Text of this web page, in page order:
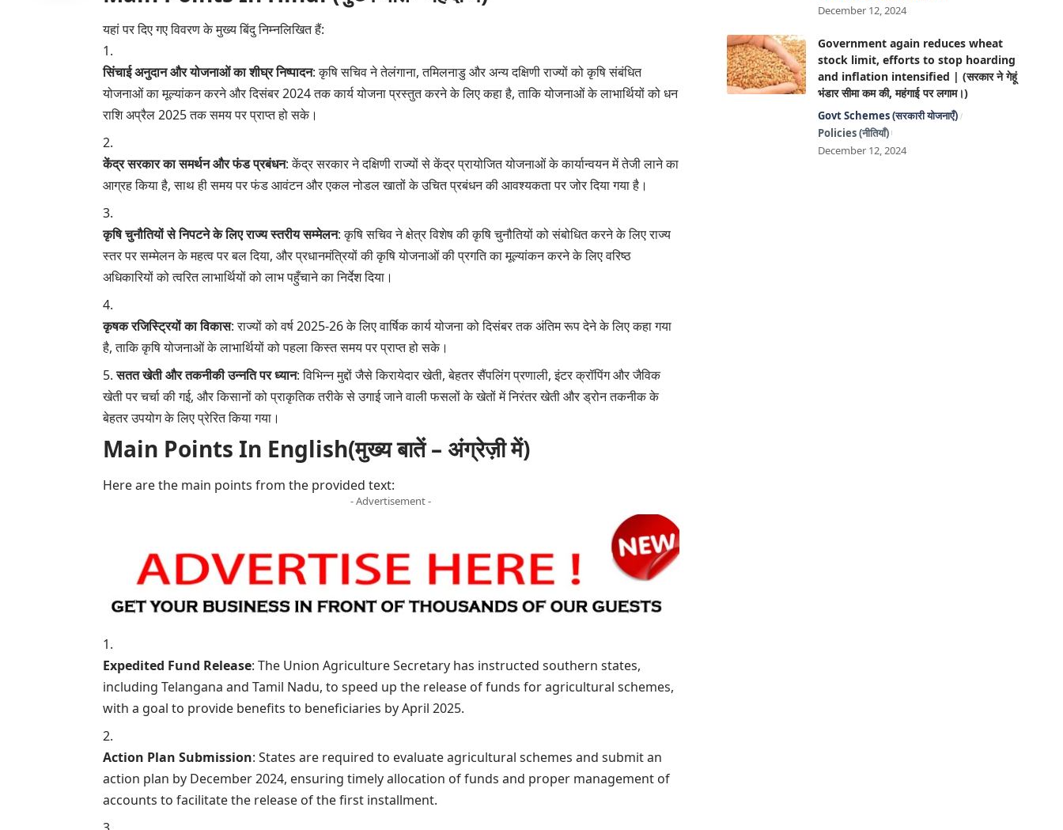
यहां पर दिए गए विवरण के मुख्य बिंदु निम्नलिखित हैं:
सिंचाई अनुदान और योजनाओं का शीघ्र निष्पादन: कृषि सचिव ने तेलंगाना, तमिलनाडु और अन्य दक्षिणी राज्यों को कृषि संबंधित
योजनाओं का मूल्यांकन करने और दिसंबर 2024 तक कार्य योजना प्रस्तुत करने के लिए कहा है, ताकि योजनाओं के लाभार्थियों को धन
राशि अप्रैल 2025 तक समय पर प्राप्त हो सके।
केंद्र सरकार का समर्थन और फंड प्रबंधन: केंद्र सरकार ने दक्षिणी राज्यों से केंद्र प्रायोजित योजनाओं के कार्यान्वयन में तेजी लाने का
आग्रह किया है, साथ ही समय पर फंड आवंटन और एकल नोडल खातों के उचित प्रबंधन की आवश्यकता पर जोर दिया गया है।
कृषि चुनौतियों से निपटने के लिए राज्य स्तरीय सम्मेलन: कृषि सचिव ने क्षेत्र विशेष की कृषि चुनौतियों को संबोधित करने के लिए राज्य
स्तर पर सम्मेलन के महत्व पर बल दिया, और प्रधानमंत्रियों की कृषि योजनाओं की प्रगति का मूल्यांकन करने के लिए वरिष्ठ
अधिकारियों को त्वरित लाभार्थियों को लाभ पहुँचाने का निर्देश दिया।
कृषक रजिस्ट्रियों का विकास: राज्यों को वर्ष 2025-26 के लिए वार्षिक कार्य योजना को दिसंबर तक अंतिम रूप देने के लिए कहा गया
है, ताकि कृषि योजनाओं के लाभार्थियों को पहला किस्त समय पर प्राप्त हो सके।
सतत खेती और तकनीकी उन्नति पर ध्यान: विभिन्न मुद्दों जैसे किरायेदार खेती, बेहतर सैंपलिंग प्रणाली, इंटर क्रॉपिंग और जैविक
खेती पर चर्चा की गई, और किसानों को प्राकृतिक तरीके से उगाई जाने वाली फसलों के खेतों में निरंतर खेती और ड्रोन तकनीक के
बेहतर उपयोग के लिए प्रेरित किया गया।
Main Points In English(मुख्य बातें – अंग्रेज़ी में)
Here are the main points from the provided text:
- Advertisement -
Expedited Fund Release: The Union Agriculture Secretary has instructed southern states,
including Telangana and Tamil Nadu, to speed up the release of funds for agricultural schemes,
with a goal to provide benefits to beneficiaries by April 2025.
Action Plan Submission: States are required to evaluate agricultural schemes and submit an
action plan by December 2024, ensuring timely allocation of funds and proper management of
accounts to facilitate the release of the first installment.
December 12, 2024
Government again reduces wheat
stock limit, efforts to stop hoarding
and inflation intensified | (सरकार ने गेहूं
भंडार सीमा कम की, महंगाई पर लगाम।)
Govt Schemes (सरकारी योजनाएँ)
Policies (नीतियाँ)
December 12, 2024